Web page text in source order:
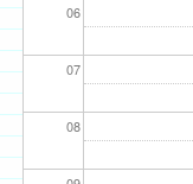
06
07
08